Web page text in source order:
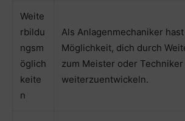
Weite
rbildu
ngsm
öglich
keite
n
Als Anlagenmechaniker
Möglichkeit, dich durch
zum Meister oder Techniker
weiterzuentwickeln.